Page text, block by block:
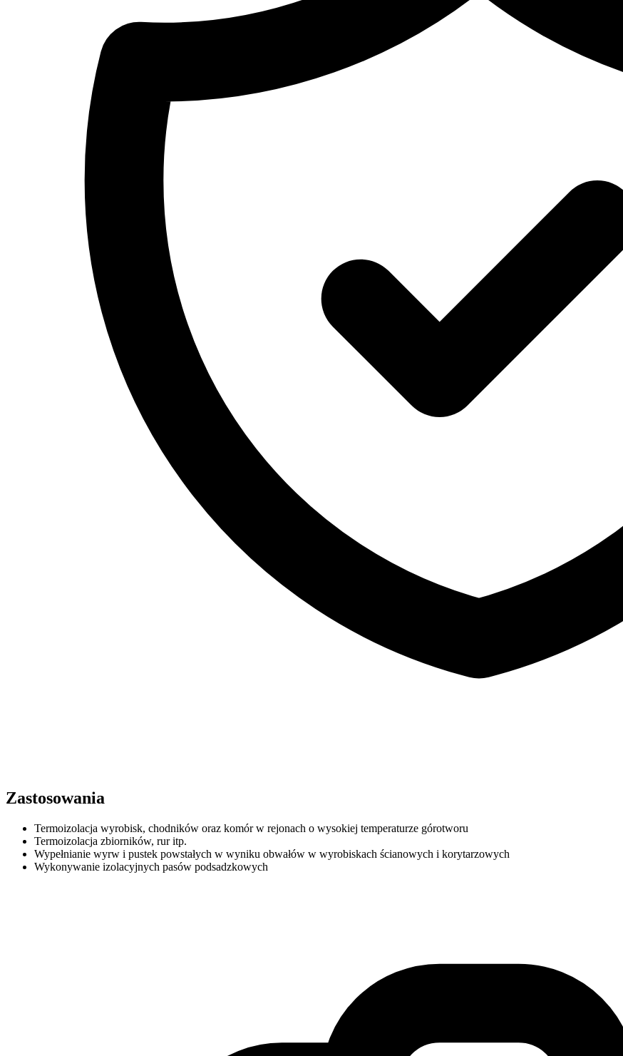
Zastosowania
Termoizolacja wyrobisk, chodników oraz komór w rejonach o wysokiej temperaturze górotworu
Termoizolacja zbiorników, rur itp.
Wypełnianie wyrw i pustek powstałych w wyniku obwałów w wyrobiskach ścianowych i korytarzowych
Wykonywanie izolacyjnych pasów podsadzkowych